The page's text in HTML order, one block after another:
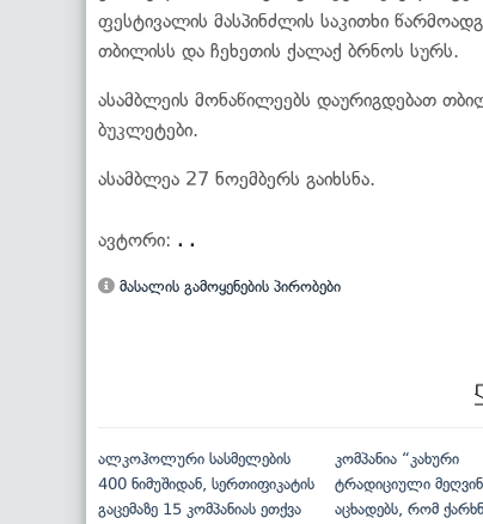
ფესტივალის მასპინძლის საკითხი
თბილისს და ჩეხეთის ქალაქ ბრნოს სურს.
ასამბლეის მონაწილეებს დაურიგდებათ
ბუკლეტები.
ასამბლეა 27 ნოემბერს გაიხსნა.
ავტორი: . .
მასალის გამოყენების პირობები
ალკოჰოლური სასმელების
400 ნიმუშიდან, სერთიფიკატის
გაცემაზე 15 კომპანიას ეთქვა
კომპანია “კახური
ტრადიციული
აცხადებს, რომ